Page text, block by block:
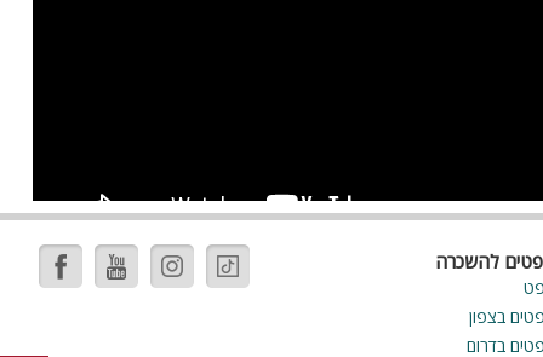
להשכרה
בצפון
בדרום